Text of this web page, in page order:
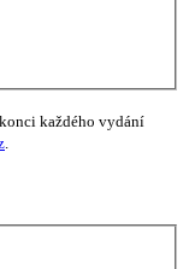
každého vydání
.